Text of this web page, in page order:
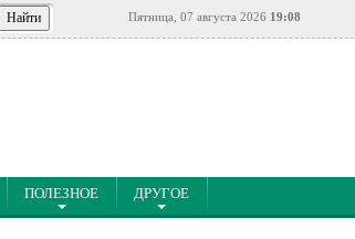
Пятница, 07 августа 2026 19:08
ПОЛЕЗНОЕ ДРУГОЕ